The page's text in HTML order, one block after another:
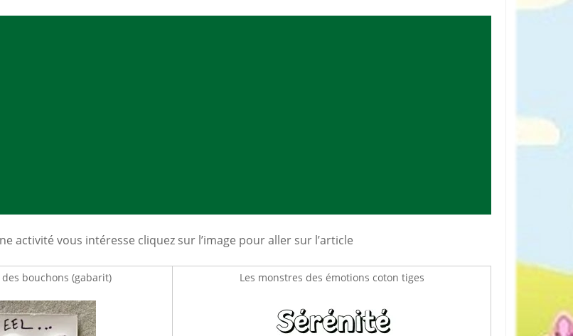
Mes articles préférés
activité vous intéresse cliquez sur l’image pour aller sur l’article
bouchons (gabarit) Les monstres des émotions coton tiges